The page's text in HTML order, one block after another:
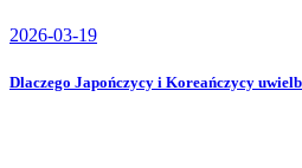
2026-03-19
Dlaczego Japończycy i Koreańczycy